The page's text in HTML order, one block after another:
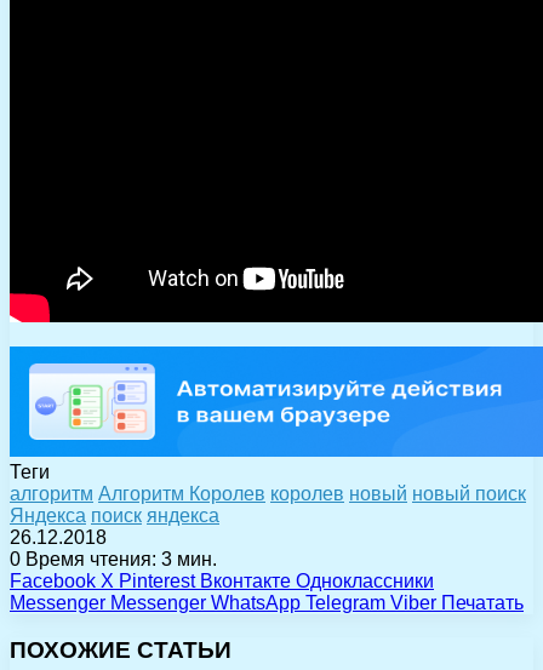
Теги
алгоритм Алгоритм Королев королев новый новый поиск
Яндекса поиск яндекса
26.12.2018
0 Время чтения: 3 мин.
Facebook X Pinterest Вконтакте Одноклассники
Messenger Messenger WhatsApp Telegram Viber Печатать
ПОХОЖИЕ СТАТЬИ